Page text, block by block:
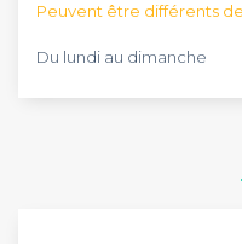
Peuvent être différents
Du lundi au dimanche